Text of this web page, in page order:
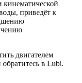
кинематической
приведёт к
двигателем
в Lubi.